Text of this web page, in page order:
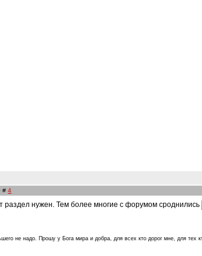
# 4
раздел нужен. Тем более многие с форумом сроднились
не надо. Прошу у Бога мира и добра, для всех кто дорог мне, для тех